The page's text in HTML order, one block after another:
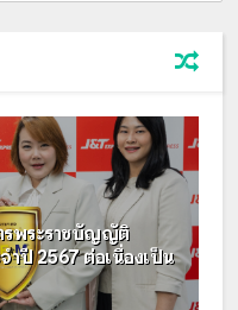
รพระราชบัญญัติ
ำปี 2567 ต่อเนื่องเป็น